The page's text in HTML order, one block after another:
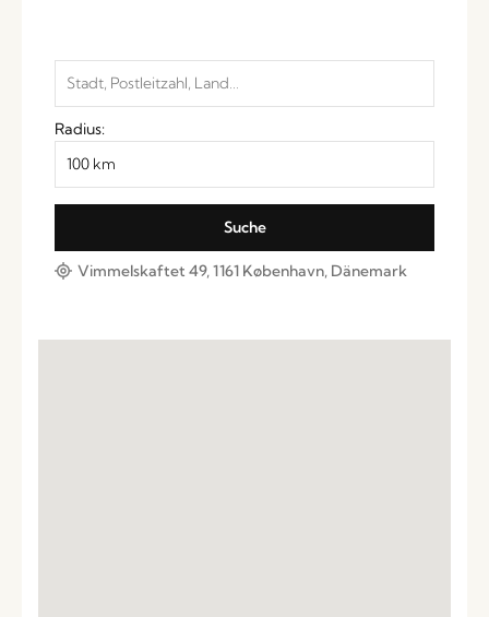
Radius:
Vimmelskaftet 49, 1161 København, Dänemark